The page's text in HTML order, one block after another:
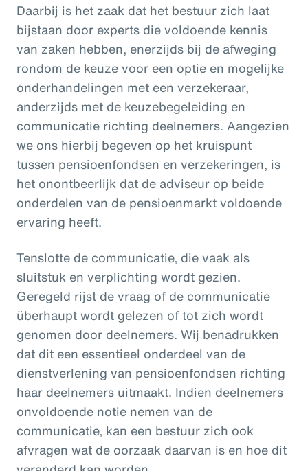
Daarbij is het zaak dat het bestuur zich laat
bijstaan door experts die voldoende kennis
van zaken hebben, enerzijds bij de afweging
rondom de keuze voor een optie en mogelijke
onderhandelingen met een verzekeraar,
anderzijds met de keuzebegeleiding en
communicatie richting deelnemers. Aangezien
we ons hierbij begeven op het kruispunt
tussen pensioenfondsen en verzekeringen, is
het onontbeerlijk dat de adviseur op beide
onderdelen van de pensioenmarkt voldoende
ervaring heeft.
Tenslotte de communicatie, die vaak als
sluitstuk en verplichting wordt gezien.
Geregeld rijst de vraag of de communicatie
überhaupt wordt gelezen of tot zich wordt
genomen door deelnemers. Wij benadrukken
dat dit een essentieel onderdeel van de
dienstverlening van pensioenfondsen richting
haar deelnemers uitmaakt. Indien deelnemers
onvoldoende notie nemen van de
communicatie, kan een bestuur zich ook
afvragen wat de oorzaak daarvan is en hoe dit